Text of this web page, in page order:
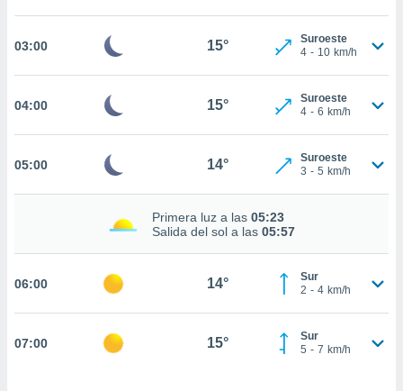
todas
nuestros
como
ACEPTAR
03:00 15°
Suroeste
4 - 10 km/h
04:00 15°
Suroeste
4 - 6 km/h
05:00 14°
Suroeste
3 - 5 km/h
Primera luz a las 05:23
Salida del sol a las 05:57
06:00 14°
Sur
2 - 4 km/h
07:00 15°
Sur
5 - 7 km/h